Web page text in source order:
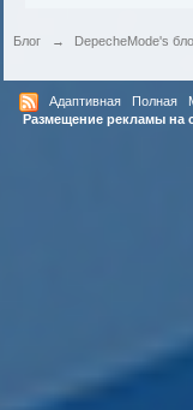
Блог → DepecheMode's
Адаптивная Полная
Размещение рекламы на